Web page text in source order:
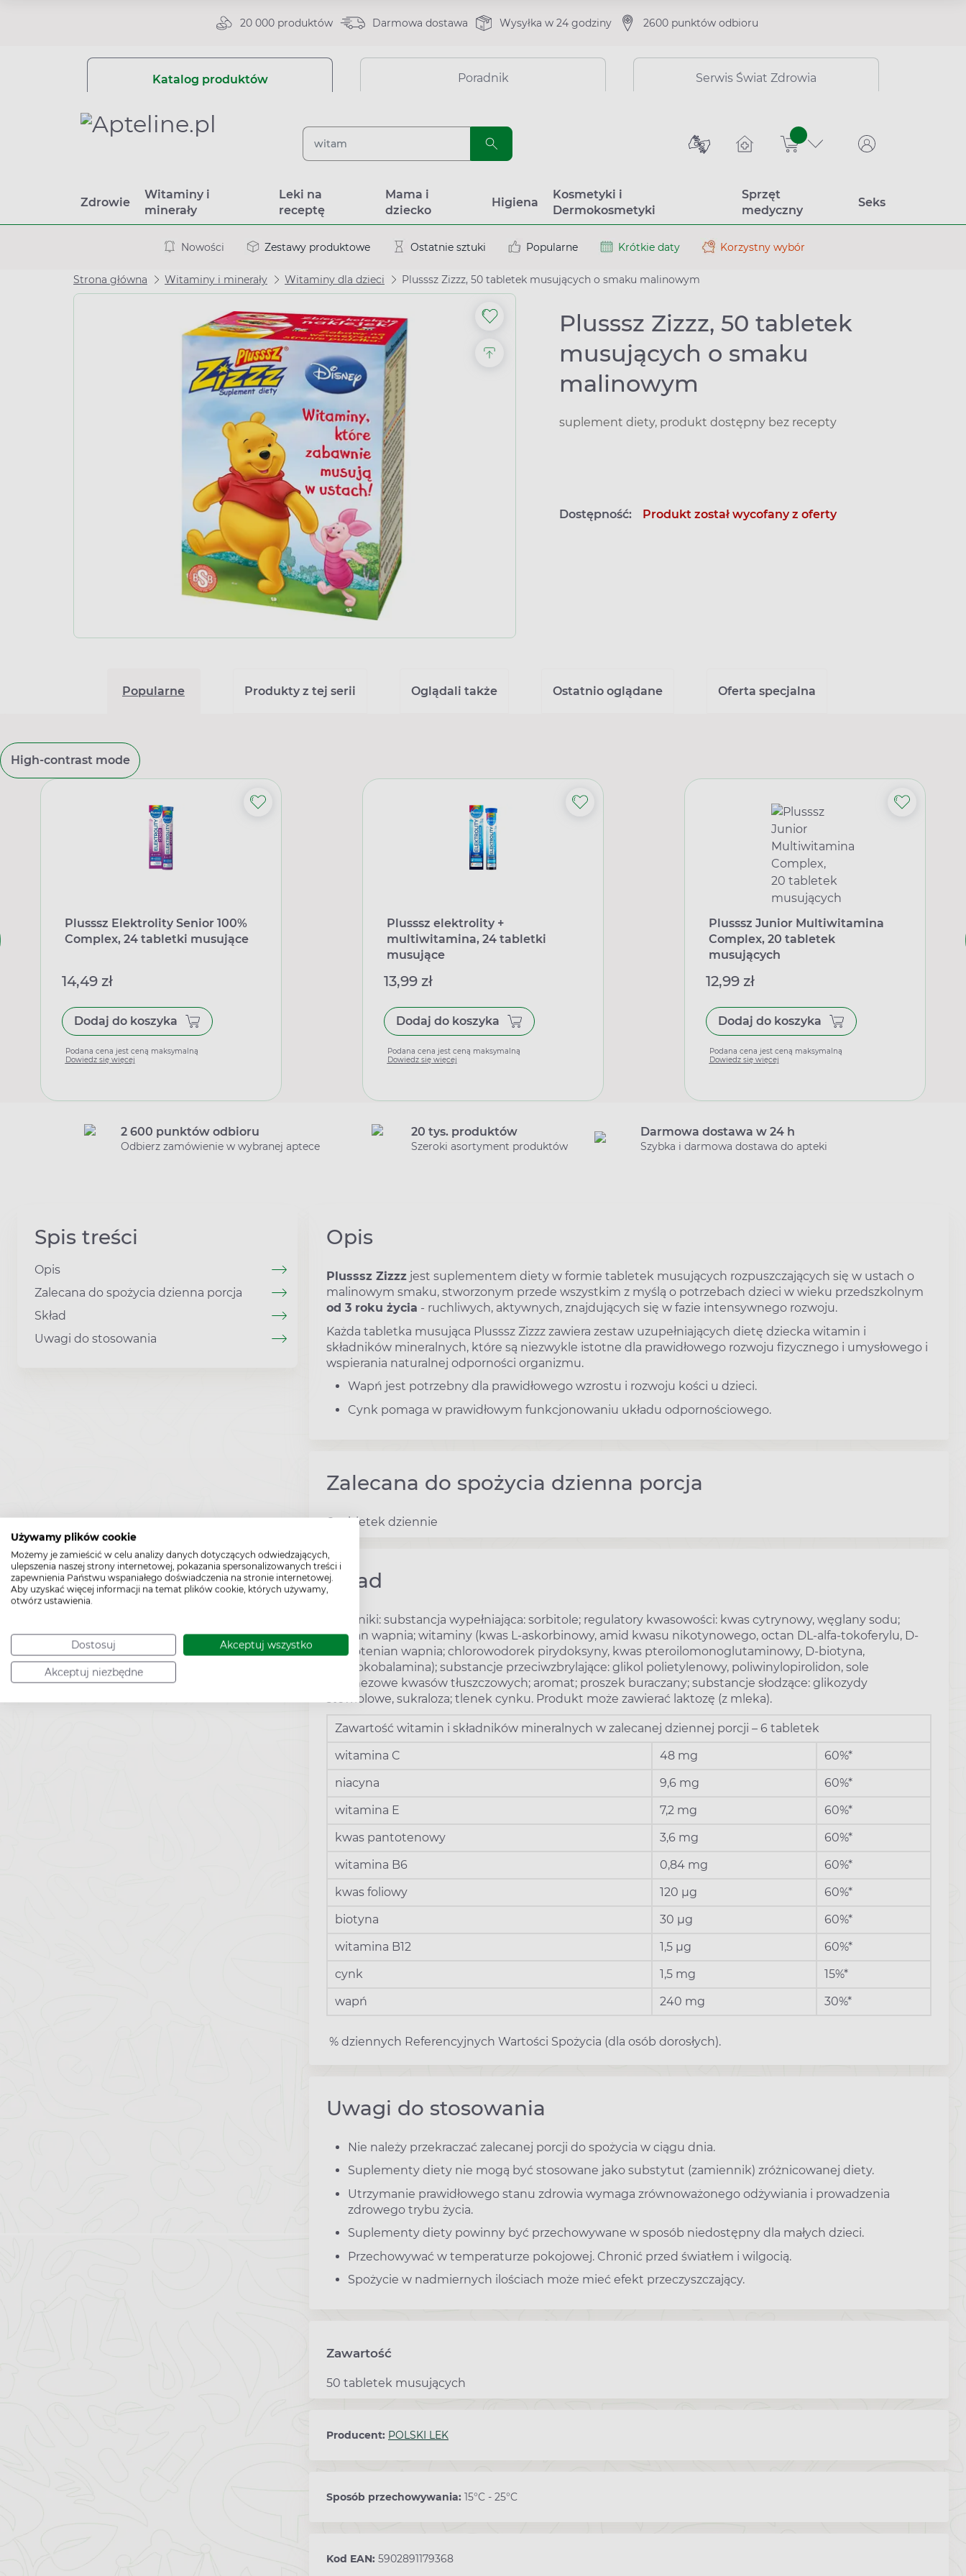
Używamy plików cookie
Możemy je zamieścić w celu analizy danych dotyczących odwiedzających,
ulepszenia naszej strony internetowej, pokazania spersonalizowanych treści i
zapewnienia Państwu wspaniałego doświadczenia na stronie internetowej.
Aby uzyskać więcej informacji na temat plików cookie, których używamy,
otwórz ustawienia.
Dostosuj Akceptuj wszystko
Akceptuj niezbędne
20 000 produktów Darmowa dostawa Wysyłka w 24 godziny 2600 punktów odbioru
Katalog produktów Poradnik Serwis Świat Zdrowia
sztuk
Zdrowie
Witaminy i
minerały
Leki na
receptę
Mama i
dziecko
Higiena
Kosmetyki i
Dermokosmetyki
Sprzęt
medyczny
Seks
Nowości Zestawy produktowe Ostatnie sztuki Popularne Krótkie daty Korzystny wybór
Strona główna Witaminy i minerały Witaminy dla dzieci Plusssz Zizzz, 50 tabletek musujących o smaku malinowym
Plusssz Zizzz, 50 tabletek
musujących o smaku
malinowym
suplement diety, produkt dostępny bez recepty
Dostępność: Produkt został wycofany z oferty
Popularne Produkty z tej serii Oglądali także Ostatnio oglądane Oferta specjalna
High-contrast mode
Plusssz Elektrolity Senior 100%
Complex, 24 tabletki musujące
14,49 zł
Dodaj do koszyka
Podana cena jest ceną maksymalną
Dowiedz się więcej
Plusssz elektrolity +
multiwitamina, 24 tabletki
musujące
13,99 zł
Dodaj do koszyka
Podana cena jest ceną maksymalną
Dowiedz się więcej
Plusssz Junior Multiwitamina
Complex, 20 tabletek
musujących
12,99 zł
Dodaj do koszyka
Podana cena jest ceną maksymalną
Dowiedz się więcej
2 600 punktów odbioru
Odbierz zamówienie w wybranej aptece
20 tys. produktów
Szeroki asortyment produktów
Darmowa dostawa w 24 h
Szybka i darmowa dostawa do apteki
Spis treści
Opis
Zalecana do spożycia dzienna porcja
Skład
Uwagi do stosowania
Opis
Plusssz Zizzz jest suplementem diety w formie tabletek musujących rozpuszczających się w ustach o
malinowym smaku, stworzonym przede wszystkim z myślą o potrzebach dzieci w wieku przedszkolnym
od 3 roku życia - ruchliwych, aktywnych, znajdujących się w fazie intensywnego rozwoju.
Każda tabletka musująca Plusssz Zizzz zawiera zestaw uzupełniających dietę dziecka witamin i
składników mineralnych, które są niezwykle istotne dla prawidłowego rozwoju fizycznego i umysłowego i
wspierania naturalnej odporności organizmu.
Wapń jest potrzebny dla prawidłowego wzrostu i rozwoju kości u dzieci.
Cynk pomaga w prawidłowym funkcjonowaniu układu odpornościowego.
Zalecana do spożycia dzienna porcja
6 tabletek dziennie
Skład
Składniki: substancja wypełniająca: sorbitole; regulatory kwasowości: kwas cytrynowy, węglany sodu;
węglan wapnia; witaminy (kwas L-askorbinowy, amid kwasu nikotynowego, octan DL-alfa-tokoferylu, D-
pantotenian wapnia; chlorowodorek pirydoksyny, kwas pteroilomonoglutaminowy, D-biotyna,
cyjanokobalamina); substancje przeciwzbrylające: glikol polietylenowy, poliwinylopirolidon, sole
magnezowe kwasów tłuszczowych; aromat; proszek buraczany; substancje słodzące: glikozydy
stewiolowe, sukraloza; tlenek cynku. Produkt może zawierać laktozę (z mleka).
Zawartość witamin i składników mineralnych w zalecanej dziennej porcji – 6 tabletek
witamina C
48 mg
60%*
niacyna
9,6 mg
60%*
witamina E
7,2 mg
60%*
kwas pantotenowy
3,6 mg
60%*
witamina B6
0,84 mg
60%*
kwas foliowy
120 µg
60%*
biotyna
30 µg
60%*
witamina B12
1,5 µg
60%*
cynk
1,5 mg
15%*
wapń
240 mg 30%*
% dziennych Referencyjnych Wartości Spożycia (dla osób dorosłych).
Uwagi do stosowania
Nie należy przekraczać zalecanej porcji do spożycia w ciągu dnia.
Suplementy diety nie mogą być stosowane jako substytut (zamiennik) zróżnicowanej diety.
Utrzymanie prawidłowego stanu zdrowia wymaga zrównoważonego odżywiania i prowadzenia
zdrowego trybu życia.
Suplementy diety powinny być przechowywane w sposób niedostępny dla małych dzieci.
Przechowywać w temperaturze pokojowej. Chronić przed światłem i wilgocią.
Spożycie w nadmiernych ilościach może mieć efekt przeczyszczający.
Zawartość
50 tabletek musujących
Producent: POLSKI LEK
Sposób przechowywania: 15°C - 25°C
Kod EAN: 5902891179368